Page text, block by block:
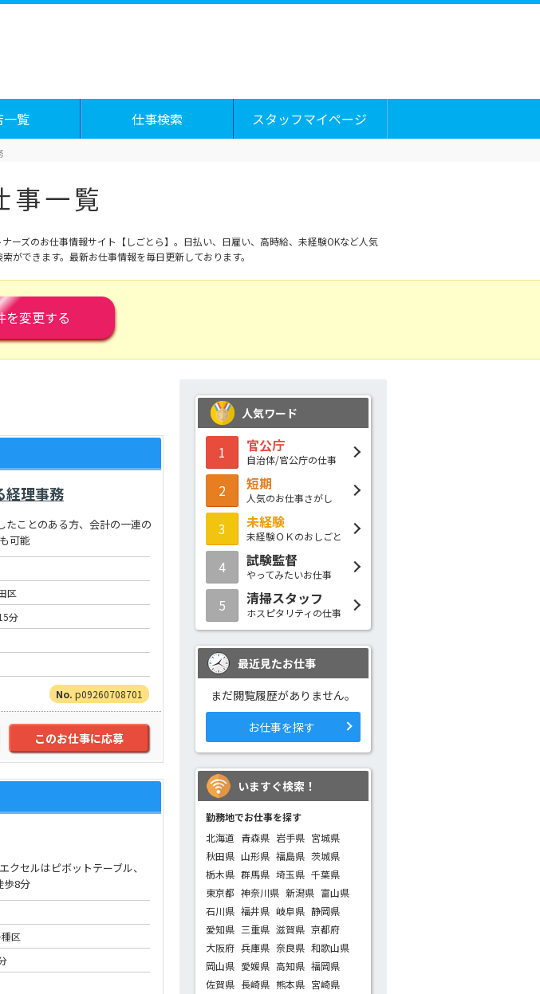
一覧 仕事検索 スタッフマイページ
事一覧
ーズのお仕事情報サイト【しごとら】。日払い、日雇い、高時給、未経験OKなど人気
ができます。最新お仕事情報を毎日更新しております。
を変更する
経理事務
ことのある方、会計の一連の
可能
区
分
p09260708701
このお仕事に応募
セルはピボットテーブル、
歩8分
区
人気ワード
1 官公庁
自治体/官公庁の仕事
2 短期
人気のお仕事さがし
3 未経験
未経験ＯＫのおしごと
4 試験監督
やってみたいお仕事
5 清掃スタッフ
ホスピタリティの仕事
最近見たお仕事
まだ閲覧履歴がありません。
お仕事を探す
いますぐ検索！
勤務地でお仕事を探す
北海道 青森県 岩手県 宮城県
秋田県 山形県 福島県 茨城県
栃木県 群馬県 埼玉県 千葉県
東京都 神奈川県 新潟県 富山県
石川県 福井県 岐阜県 静岡県
愛知県 三重県 滋賀県 京都府
大阪府 兵庫県 奈良県 和歌山県
岡山県 愛媛県 高知県 福岡県
佐賀県 長崎県 熊本県 宮崎県